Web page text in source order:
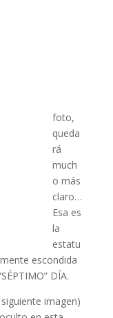
foto,
queda
rá
much
o más
claro…
Esa es
la
estatu
escondida
DÍA.
imagen)